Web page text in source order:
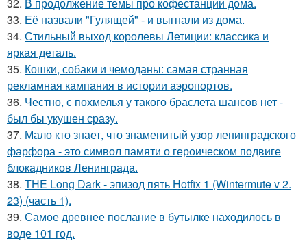
33. Её назвали "Гулящей" - и выгнали из дома.
34. Стильный выход королевы Летиции: классика и
яркая деталь.
35. Кошки, собаки и чемоданы: самая странная
рекламная кампания в истории аэропортов.
36. Честно, с похмелья у такого браслета шансов нет -
был бы укушен сразу.
37. Мало кто знает, что знаменитый узор ленинградского
фарфора - это символ памяти о героическом подвиге
блокадников Ленинграда.
38. THE Long Dark - эпизод пять Hotfix 1 (Wintermute v 2.
23) (часть 1).
39. Самое древнее послание в бутылке находилось в
воде 101 год.